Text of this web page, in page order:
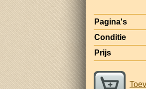
Pagina's
Conditie
Prijs